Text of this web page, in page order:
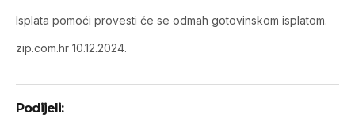
Isplata pomoći provesti će se odmah gotovinskom isplatom.
zip.com.hr 10.12.2024.
Podijeli: